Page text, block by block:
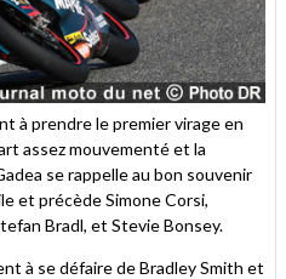
à prendre le premier virage en
assez mouvementé et la
se rappelle au bon souvenir
et précède Simone Corsi,
Bradl, et Stevie Bonsey.
à se défaire de Bradley Smith et